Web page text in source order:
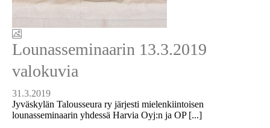
Lounasseminaarin 13.3.2019
valokuvia
31.3.2019
Jyväskylän Talousseura ry järjesti mielenkiintoisen
lounasseminaarin yhdessä Harvia Oyj:n ja OP [...]